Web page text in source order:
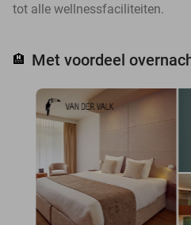
tot alle wellnessfaciliteiten.
🏨 Met voordeel